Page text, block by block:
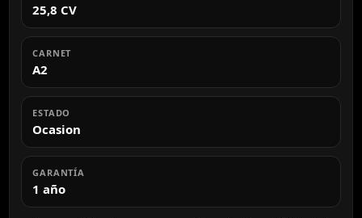
25,8 CV
CARNET
A2
ESTADO
Ocasion
GARANTÍA
1 año